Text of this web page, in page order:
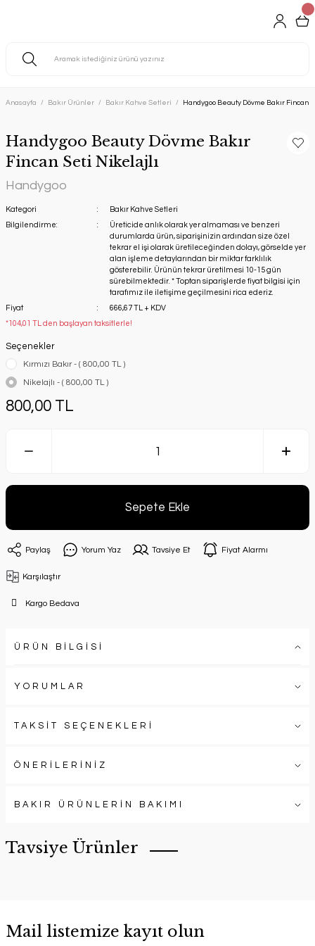
Anasayfa Bakır Ürünler Bakır Kahve Setleri Handygoo Beauty Dövme Bakır Fincan
Handygoo Beauty Dövme Bakır
Fincan Seti Nikelajlı
Handygoo
Kategori
Bakır Kahve Setleri
Bilgilendirme:
Üreticide anlık olarak yer almaması ve benzeri
durumlarda ürün, siparişinizin ardından size özel
tekrar el işi olarak üretileceğinden dolayı, görselde yer
alan işleme detaylarından bir miktar farklılık
gösterebilir. Ürünün tekrar üretilmesi 10-15 gün
sürebilmektedir. * Toptan siparişlerde fiyat bilgisi için
tarafımız ile iletişime geçilmesini rica ederiz.
Fiyat
666,67 TL + KDV
*104,01 TL den başlayan taksitlerle!
Seçenekler
Kırmızı Bakır - ( 800,00 TL )
Nikelajlı - ( 800,00 TL )
800,00 TL
Sepete Ekle
Paylaş Yorum Yaz Tavsiye Et Fiyat Alarmı
Karşılaştır
Kargo Bedava
ÜRÜN BİLGİSİ
YORUMLAR
TAKSİT SEÇENEKLERİ
ÖNERİLERİNİZ
BAKIR ÜRÜNLERİN BAKIMI
Tavsiye Ürünler
Mail listemize kayıt olun